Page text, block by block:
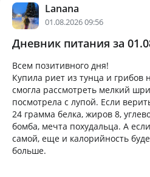
Lanana
01.08.2026 09:56
Дневник питания за
Всем позитивного дня!
Купила риет из тунца и грибов
смогла рассмотреть мелкий
посмотрела с лупой. Если
24 грамма белка, жиров 8,
бомба, мечта похудальца. А
самой, еще и калорийность
больше.